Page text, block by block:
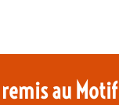
au Motif